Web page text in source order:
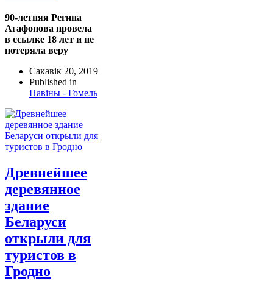
90-летняя Регина
Агафонова провела
в ссылке 18 лет и не
потеряла веру
Сакавік 20, 2019
Published in
Навіны - Гомель
Древнейшее
деревянное
здание
Беларуси
открыли для
туристов в
Гродно